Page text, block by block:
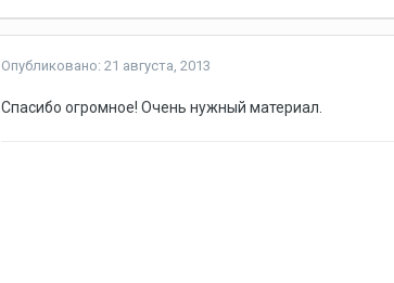
Опубликовано: 21 августа, 2013
Спасибо огромное! Очень нужный материал.